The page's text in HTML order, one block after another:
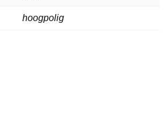
hoogpolig